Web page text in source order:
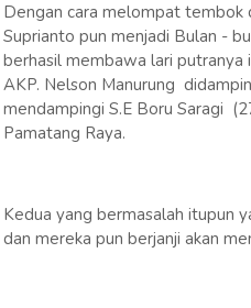
Dengan cara melompat tembok
Suprianto pun menjadi Bulan -
berhasil membawa lari putranya
AKP. Nelson Manurung
mendampingi S.E Boru Saragi
Pamatang Raya.
Kedua yang bermasalah itupun
dan mereka pun berjanji akan